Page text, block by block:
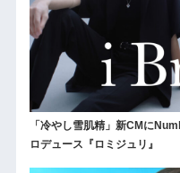
「冷やし雪肌精」新CMに
ロデュース『ロミジュリ』